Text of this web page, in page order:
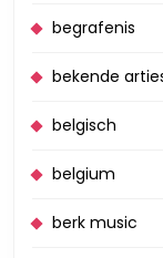
begrafenis
bekende
belgisch
belgium
berk music